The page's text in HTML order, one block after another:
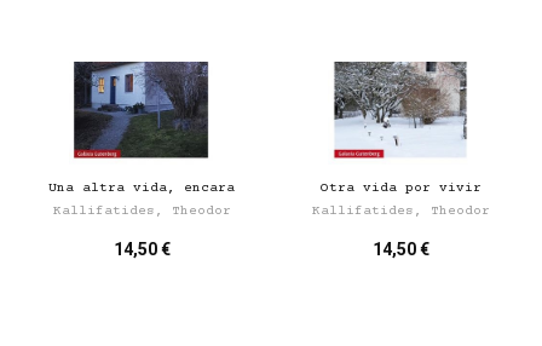
Una altra vida, encara
Kallifatides, Theodor
14,50 €
Otra vida por vivir
Kallifatides, Theodor
14,50 €